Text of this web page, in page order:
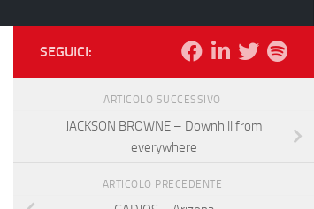
SEGUICI:
ARTICOLO SUCCESSIVO
JACKSON BROWNE – Downhill from
everywhere
ARTICOLO PRECEDENTE